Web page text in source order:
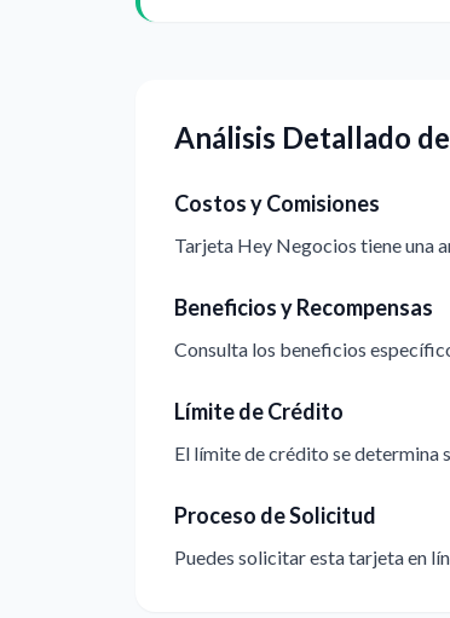
Análisis Detallado
Costos y Comisiones
Tarjeta Hey Negocios tiene una
Beneficios y Recompensas
Consulta los beneficios
Límite de Crédito
El límite de crédito se determina
Proceso de Solicitud
Puedes solicitar esta tarjeta en